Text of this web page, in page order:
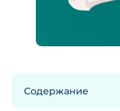
Содержание